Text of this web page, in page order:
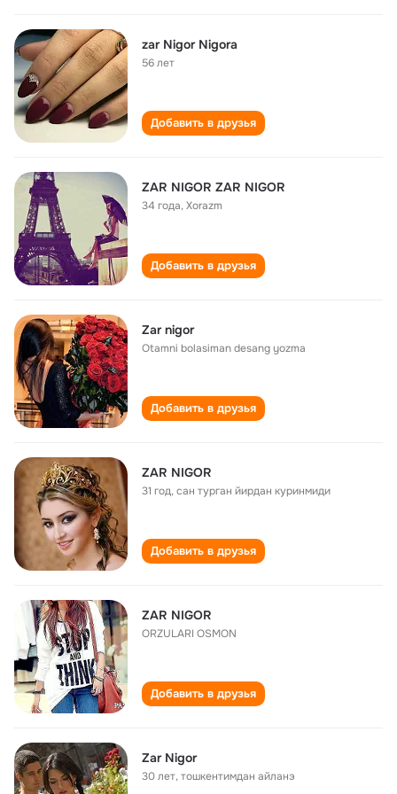
zar Nigor Nigora
56 лет
Добавить в друзья
ZAR NIGOR ZAR NIGOR
34 года,Xorazm
Добавить в друзья
Zar nigor
Otamni bolasiman desang yozma
Добавить в друзья
ZAR NIGOR
31 год,сан турган йирдан куринмиди
Добавить в друзья
ZAR NIGOR
ORZULARI OSMON
Добавить в друзья
Zar Nigor
30 лет,тошкентимдан айланэ